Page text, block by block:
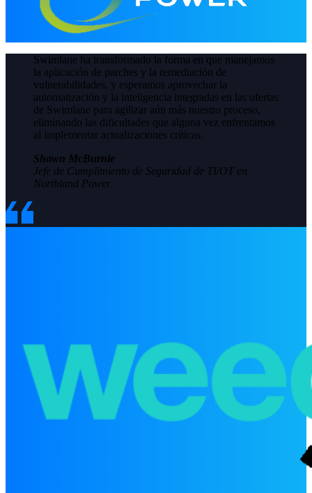
Swimlane ha transformado la forma en que manejamos
la aplicación de parches y la remediación de
vulnerabilidades, y esperamos aprovechar la
automatización y la inteligencia integradas en las ofertas
de Swimlane para agilizar aún más nuestro proceso,
eliminando las dificultades que alguna vez enfrentamos
al implementar actualizaciones críticas.
Shawn McBurnie
Jefe de Cumplimiento de Seguridad de TI/OT en
Northland Power